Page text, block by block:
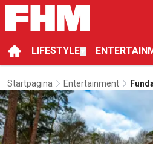
LIFESTYLE
Startpagina Entertainment